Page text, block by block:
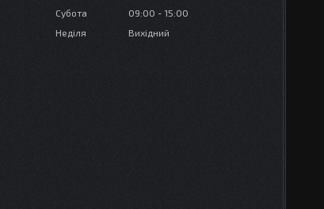
Субота
09:00
15:00
Неділя
Вихідний